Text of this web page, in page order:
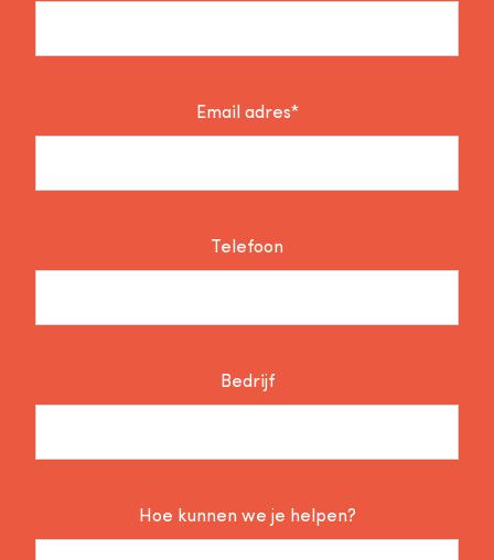
Email adres*
Telefoon
Bedrijf
Hoe kunnen we je helpen?